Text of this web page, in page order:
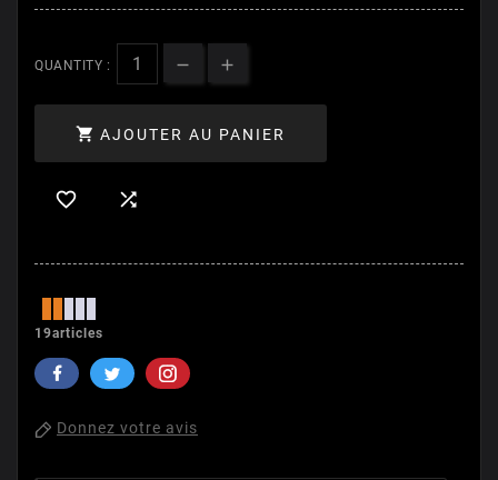
QUANTITY :
 AJOUTER AU PANIER
 
19articles
Donnez votre avis